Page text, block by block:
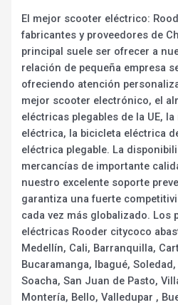
El mejor scooter eléctrico:
fabricantes y proveedores de
principal suele ser ofrecer a
relación de pequeña empresa
ofreciendo atención
mejor scooter electrónico, el
eléctricas plegables de la UE,
eléctrica, la bicicleta eléctrica
eléctrica plegable. La
mercancías de importante
nuestro excelente soporte
garantiza una fuerte
cada vez más globalizado. Los
eléctricas Rooder citycoco
Medellín, Cali, Barranquilla,
Bucaramanga, Ibagué,
Soacha, San Juan de Pasto,
Montería, Bello, Valledupar ,